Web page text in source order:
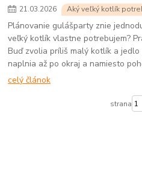
21.03.2026 Aký veľký kotlík
Plánovanie gulášparty znie
veľký kotlík vlastne potrebujem?
Buď zvolia príliš malý kotlík a
naplnia až po okraj a namiesto
celý článok
strana